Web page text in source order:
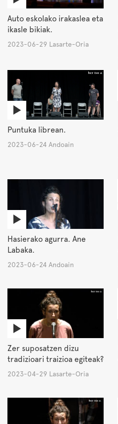
Auto eskolako irakaslea eta
ikasle bikiak.
2023-06-29 Lasarte-Oria
Puntuka librean.
2023-06-24 Andoain
Hasierako agurra. Ane
Labaka.
2023-06-24 Andoain
Zer suposatzen dizu
tradizioari traizioa egiteak?
2023-04-29 Lasarte-Oria